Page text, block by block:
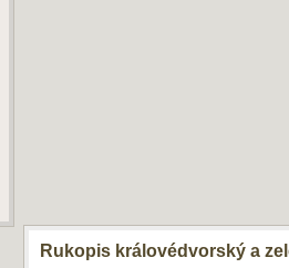
Rukopis královédvorský a